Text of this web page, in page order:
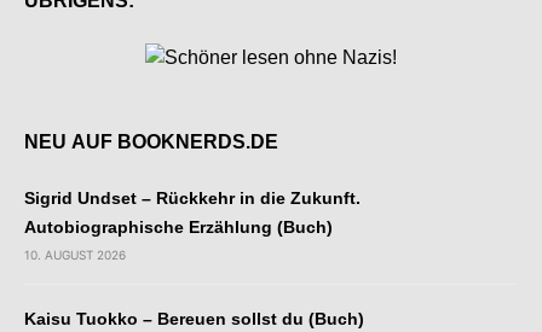
NEU AUF BOOKNERDS.DE
Sigrid Undset – Rückkehr in die Zukunft.
Autobiographische Erzählung (Buch)
10. AUGUST 2026
Kaisu Tuokko – Bereuen sollst du (Buch)